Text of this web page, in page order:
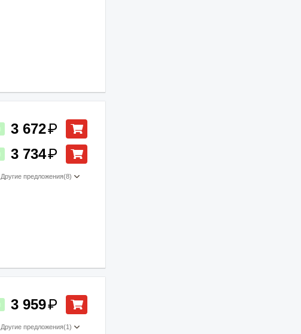
3 672₽
3 734₽
Другие предложения(8)
3 959₽
Другие предложения(1)